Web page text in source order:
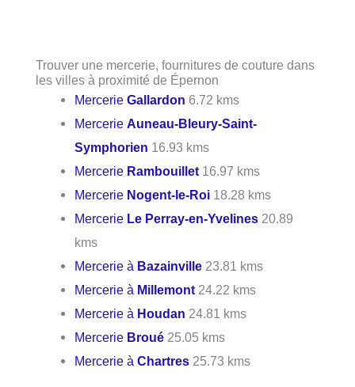
Trouver une mercerie, fournitures de couture dans
les villes à proximité de Épernon
MercerieGallardon 6.72 kms
MercerieAuneau-Bleury-Saint-
Symphorien 16.93 kms
Mercerie Rambouillet 16.97 kms
Mercerie Nogent-le-Roi 18.28 kms
Mercerie Le Perray-en-Yvelines 20.89
kms
Mercerie à Bazainville 23.81 kms
Mercerie à Millemont 24.22 kms
Mercerie à Houdan 24.81 kms
Mercerie Broué 25.05 kms
Mercerie àChartres 25.73 kms